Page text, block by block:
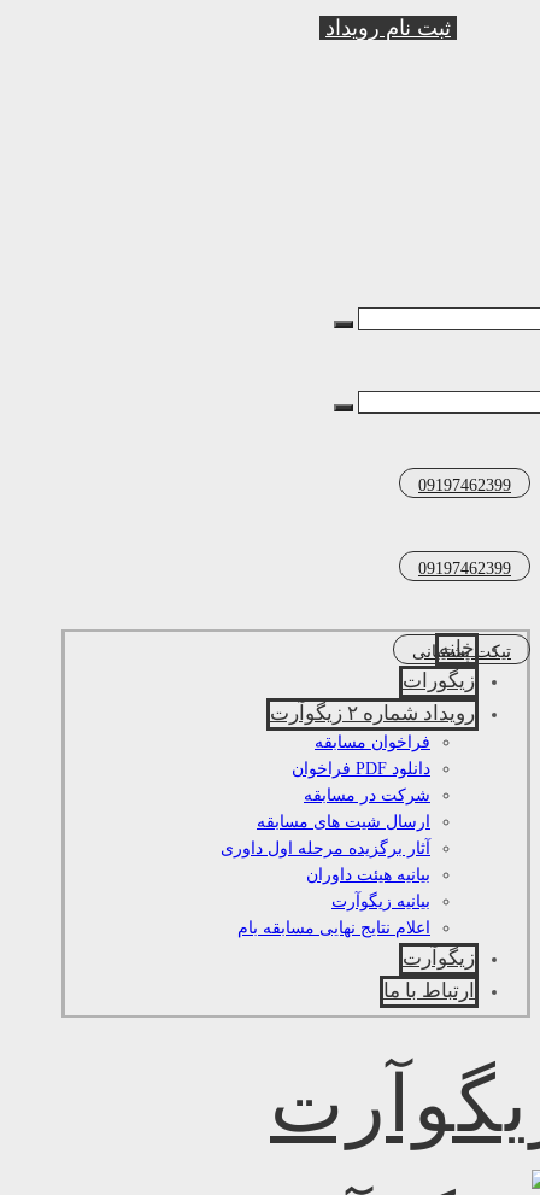
ثبت نام رویداد
09197462399
09197462399
تیکت پشتیبانی
خانه
زیگورات
رویداد شماره ۲ زیگوآرت
فراخوان مسابقه
دانلود PDF فراخوان
شرکت در مسابقه
ارسال شیت های مسابقه
آثار برگزیده مرحله اول داوری
بیانیه هیئت داوران
بیانیه زیگوآرت
اعلام نتایج نهایی مسابقه بام
زیگوآرت
ارتباط با ما